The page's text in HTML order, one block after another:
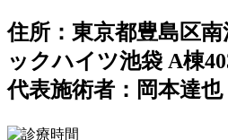
住所：東京都豊島区
ックハイツ池袋 A棟
代表施術者：岡本達也